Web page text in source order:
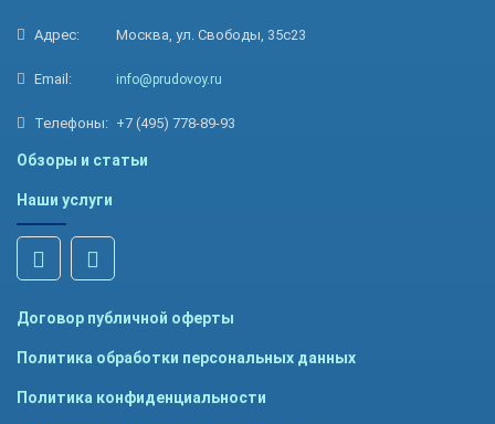
Адрес: Москва, ул. Свободы, 35с23
Email: info@prudovoy.ru
Телефоны: +7 (495) 778-89-93
Обзоры и статьи
Наши услуги
Договор публичной оферты
Политика обработки персональных данных
Политика конфиденциальности